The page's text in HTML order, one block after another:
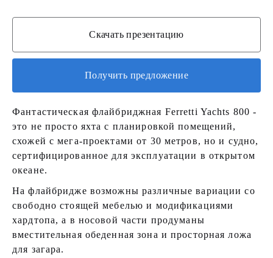
Фантастическая флайбриджная Ferretti Yachts 800 -
это не просто яхта с планировкой помещений,
схожей с мега-проектами от 30 метров, но и судно,
сертифицированное для эксплуатации в открытом
океане.
На флайбридже возможны различные вариации со
свободно стоящей мебелью и модификациями
хардтопа, а в носовой части продуманы
вместительная обеденная зона и просторная ложа
для загара.
Скачать презентацию
Получить предложение